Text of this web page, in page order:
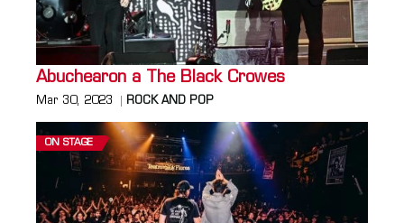
Abuchearon a The Black Crowes
Mar 30, 2023 ROCK AND POP
ON STAGE